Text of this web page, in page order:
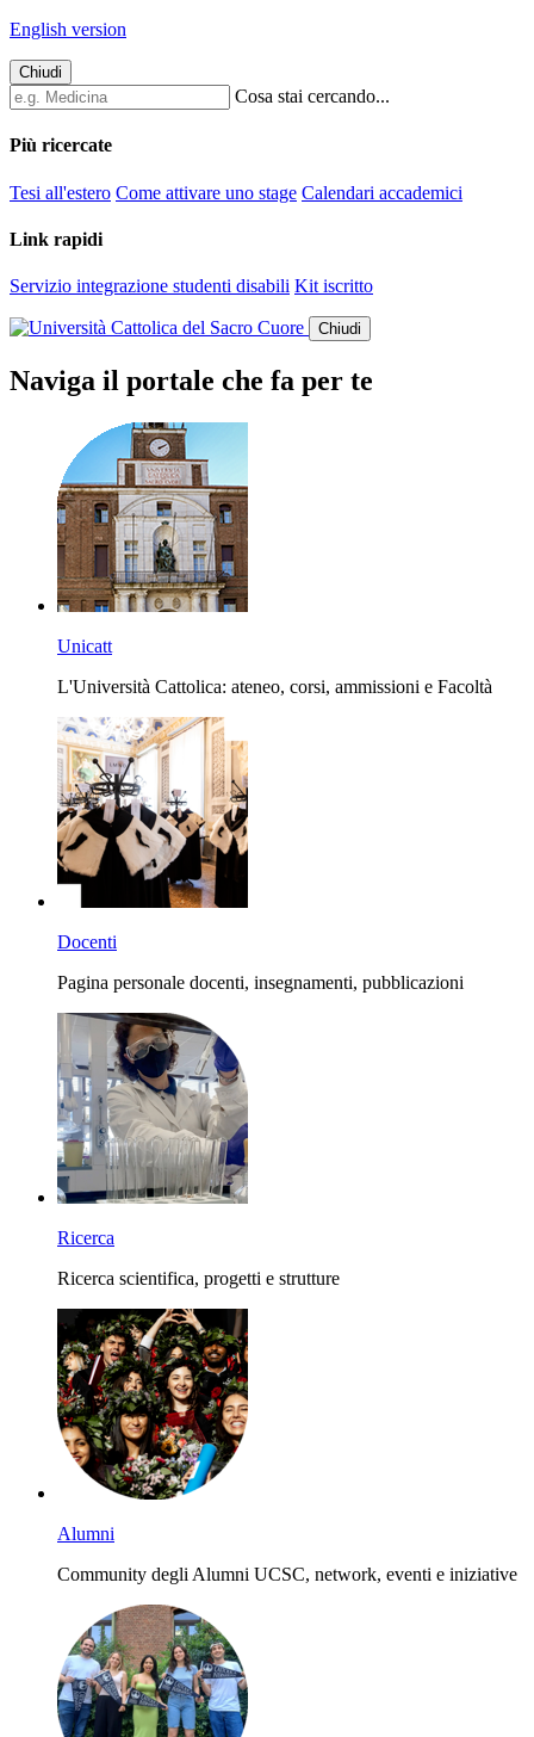
English version
Chiudi
Cosa stai cercando...
Più ricercate
Tesi all'estero Come attivare uno stage Calendari accademici
Link rapidi
Servizio integrazione studenti disabili Kit iscritto
Chiudi
Naviga il portale che fa per te
Unicatt
L'Università Cattolica: ateneo, corsi, ammissioni e Facoltà
Docenti
Pagina personale docenti, insegnamenti, pubblicazioni
Ricerca
Ricerca scientifica, progetti e strutture
Alumni
Community degli Alumni UCSC, network, eventi e iniziative